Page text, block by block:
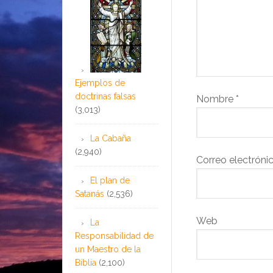
Nombre *
Correo
Web
Ejemplos de
doctrinas falsas
(3,013)
La Cabaña
(2,940)
El plan de
Satanás (2,536)
La
Responsabilidad de
un Maestro de la
Biblia (2,100)